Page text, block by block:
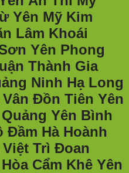
Yên Mỹ Kim
Lâm Khoái
Yên Phong
Thành Gia
Ninh Hạ Long
Đồn Tiên Yên
Yên Bình
Đầm Hà Hoành
Trì Đoan
Cẩm Khê Yên